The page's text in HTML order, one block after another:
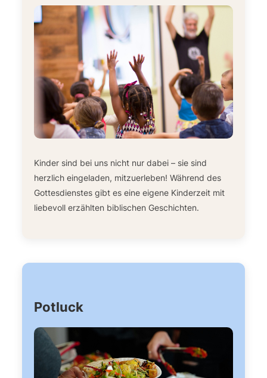
Kinder sind bei uns nicht nur dabei – sie sind
herzlich eingeladen, mitzuerleben! Während des
Gottesdienstes gibt es eine eigene Kinderzeit mit
liebevoll erzählten biblischen Geschichten.
Potluck